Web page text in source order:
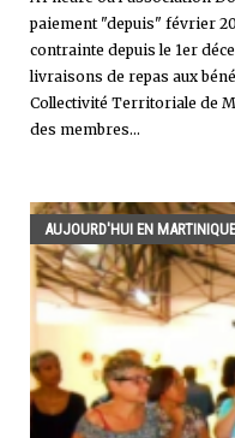
paiement "depuis" février
contrainte depuis le 1er
livraisons de repas aux
Collectivité Territoriale de
des membres...
AUJOURD'HUI EN MARTINIQUE